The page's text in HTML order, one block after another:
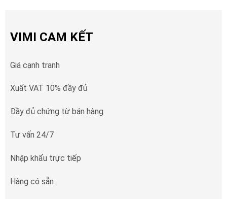
VIMI CAM KẾT
Giá cạnh tranh
Xuất VAT 10% đầy đủ
Đầy đủ chứng từ bán hàng
Tư vấn 24/7
Nhập khẩu trực tiếp
Hàng có sẵn